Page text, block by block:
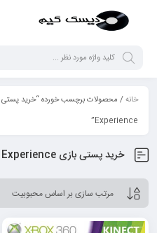
خانه
Experience”
خرید پستی بازی The Black Eyed Peas Experience